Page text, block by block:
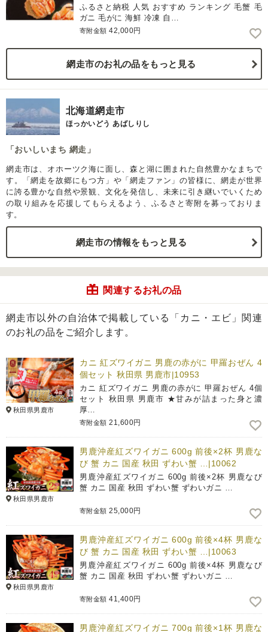
ふるさと納税 人気 おすすめ ランキング 毛蟹 毛
ガニ 毛がに 海鮮 冷凍 自…
寄附金額 42,000円
網走市のお礼の品をもっと見る
北海道網走市
ほっかいどう あばしりし
「おいしいまち 網走」
網走市は、オホーツク海に面し、森と湖に囲まれた自然豊かなまちで
す。「網走を故郷にもつ方」や「網走ファン」の皆様に、網走が世界
に誇る豊かな自然や景観、文化を発信し、未来に引き継いでいくため
の取り組みを応援してもらえるよう、ふるさと寄附を募っておりま
す。
網走市の情報をもっと見る
関連するお礼の品
網走市以外の自治体で掲載している「カニ・エビ」関連
のお礼の品をご紹介します。
秋田県男鹿市
カニ 紅ズワイガニ 男鹿の赤がに 甲羅おぜん 4
個セット 秋田県 男鹿市|10953
カニ 紅ズワイガニ 男鹿の赤がに 甲羅おぜん 4個
セット 秋田県 男鹿市 ★甘みが詰まった身と濃
厚…
寄附金額 21,600円
秋田県男鹿市
男鹿沖産紅ズワイガニ 600g 前後×2杯 男鹿な
び 蟹 カニ 国産 秋田 ずわい蟹 …|10062
男鹿沖産紅ズワイガニ 600g 前後×2杯 男鹿なび
蟹 カニ 国産 秋田 ずわい蟹 ずわいガニ …
寄附金額 25,000円
秋田県男鹿市
男鹿沖産紅ズワイガニ 600g 前後×4杯 男鹿な
び 蟹 カニ 国産 秋田 ずわい蟹 …|10063
男鹿沖産紅ズワイガニ 600g 前後×4杯 男鹿なび
蟹 カニ 国産 秋田 ずわい蟹 ずわいガニ …
寄附金額 41,400円
男鹿沖産紅ズワイガニ 700g 前後×1杯 男鹿な